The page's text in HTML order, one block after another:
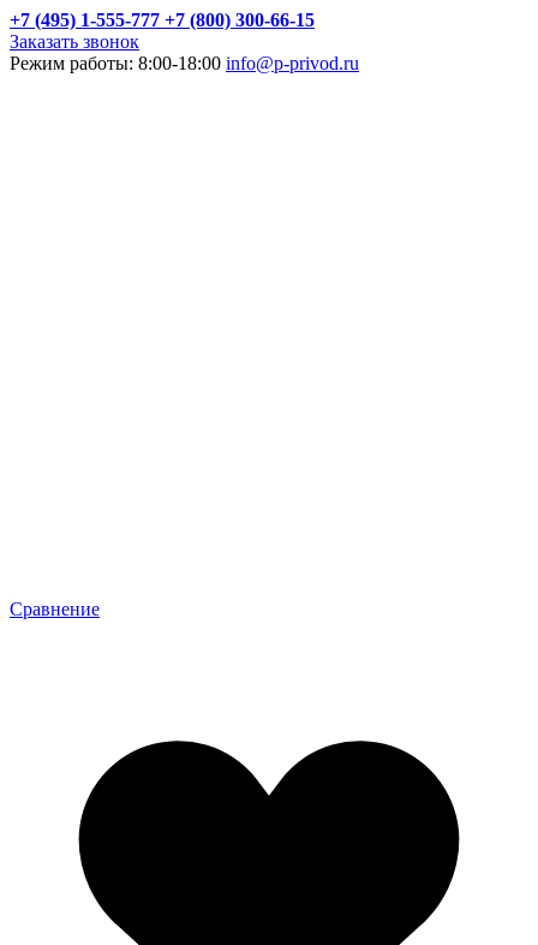
+7 (495) 1-555-777 +7 (800) 300-66-15
Заказать звонок
Режим работы: 8:00-18:00 info@p-privod.ru
Сравнение